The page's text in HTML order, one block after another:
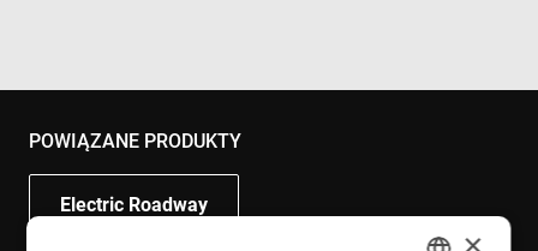
POWIĄZANE PRODUKTY
Electric Roadway